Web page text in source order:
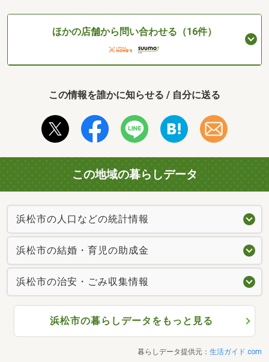
ほかの店舗から問い合わせる（16件）
この情報を誰かに知らせる / 自分に送る
この地域の暮らしデータ
浜松市の人口などの統計情報
浜松市の結婚・育児の助成金
浜松市の治安・ごみ収集情報
浜松市の暮らしデータをもっと見る
暮らしデータ提供元： 生活ガイド.com